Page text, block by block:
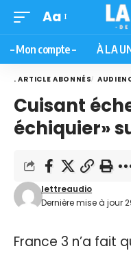
Aa
– Mon compte – À LA
. ARTICLE ABONNÉS
Cuisant
échiquier»
Dernière mise à jour
lettreaudio
France 3 n’a fait